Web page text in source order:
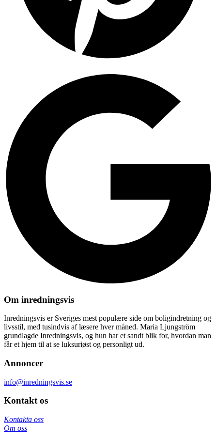
Om inredningsvis
Inredningsvis er Sveriges mest populære side om boligindretning og
livsstil, med tusindvis af læsere hver måned. Maria Ljungström
grundlagde Inredningsvis, og hun har et sandt blik for, hvordan man
får et hjem til at se luksuriøst og personligt ud.
Annoncer
info@inredningsvis.se
Kontakt os
Kontakta oss
Om oss